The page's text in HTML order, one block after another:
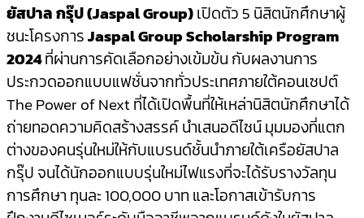
ยัสปาล กรุ๊ป (Jaspal Group)เปิดตัว 5 นิสิตนักศึกษาผู้
ชนะโครงการJaspal GroupScholarship Program
2024ที่ผ่านการคัดเลือกอย่างเข้มข้น กับผลงานการ
ประกวดออกแบบแฟชั่นจากทั่วประเทศภายใต้คอนเซปต์
The Power of Next ที่ได้เปิดพื้นที่ให้เหล่านิสิตนักศึกษาได้
ถ่ายทอดความคิดสร้างสรรค์ นำเสนอดีไซน์ มุมมองที่แตก
ต่างของคนรุ่นใหม่ให้กับแบรนด์ชั้นนำภายใต้เครือยัสปาล
กรุ๊ป จนได้นักออกแบบรุ่นใหม่ไฟแรงที่จะได้รับรางวัลทุน
การศึกษา ทุนละ 100,000 บาท และโอกาสเข้ารับการ